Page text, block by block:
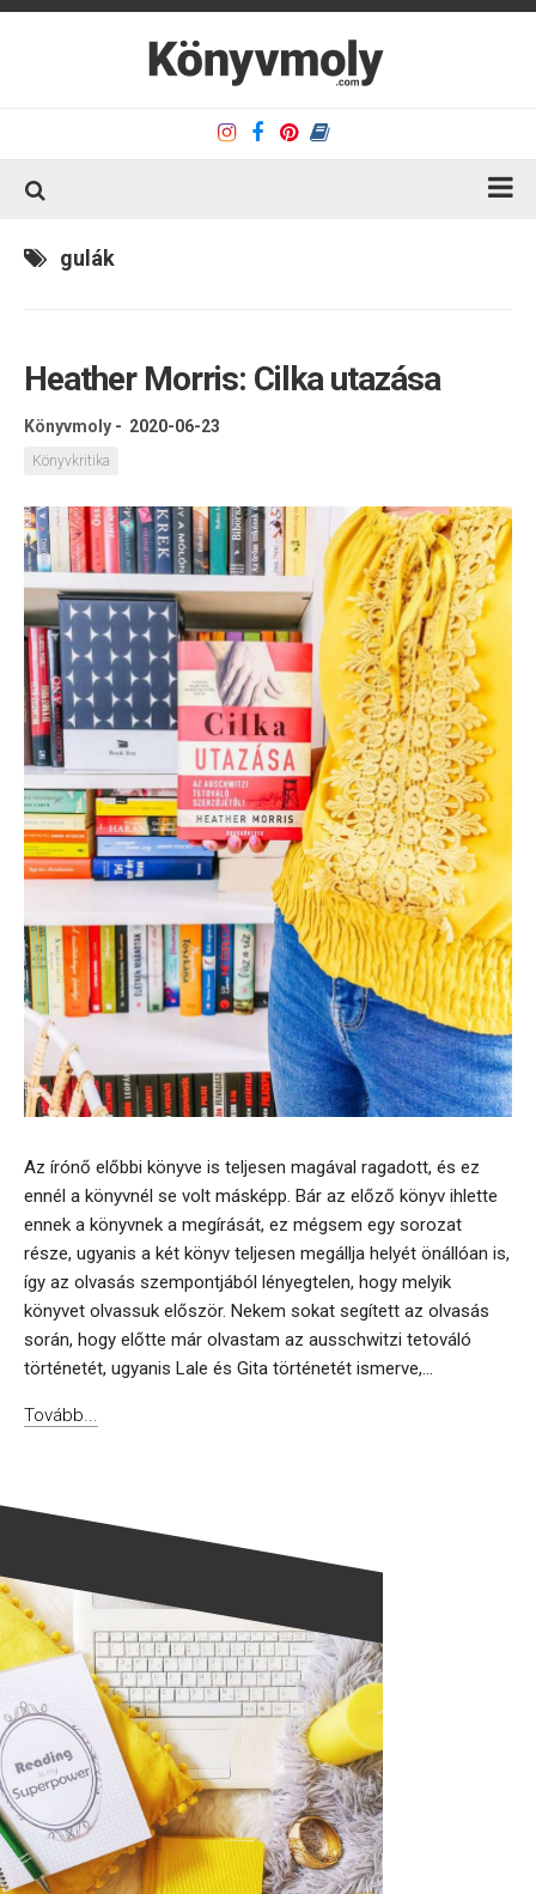
Kapcsolat
Olvasó sarok
Könyveim
Rólam
gulák
Heather Morris: Cilka utazása
Könyvmoly - 2020-06-23
Könyvkritika
Az írónő előbbi könyve is teljesen magával ragadott, és ez
ennél a könyvnél se volt másképp. Bár az előző könyv ihlette
ennek a könyvnek a megírását, ez mégsem egy sorozat
része, ugyanis a két könyv teljesen megállja helyét önállóan is,
így az olvasás szempontjából lényegtelen, hogy melyik
könyvet olvassuk először. Nekem sokat segített az olvasás
során, hogy előtte már olvastam az ausschwitzi tetováló
történetét, ugyanis Lale és Gita történetét ismerve,...
Tovább...